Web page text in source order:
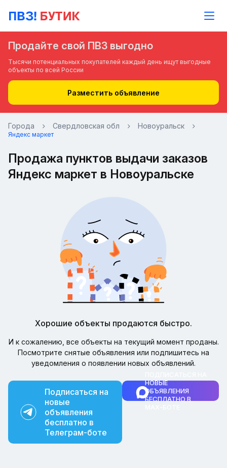
Продайте свой ПВЗ выгодно
Тысячи потенциальных покупателей каждый день ищут выгодные
объекты по всей России
Разместить объявление
Города Свердловская обл Новоуральск
Яндекс маркет
Продажа пунктов выдачи заказов
Яндекс маркет в Новоуральске
Хорошие объекты продаются быстро.
И к сожалению, все объекты на текущий момент проданы.
Посмотрите снятые объявления или подпишитесь на
уведомления о появлении новых объявлений.
Подписаться на
новые
объявления
бесплатно в
Телеграм-боте
НОВЫЕ
ОБЪЯВЛЕНИЯ
БЕСПЛАТНО В